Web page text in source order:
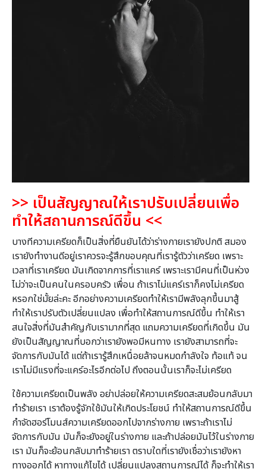
>> เป็นสัญญาณให้เราปรับเปลี่ยนเพื่อ
ทำให้สถานการณ์ดีขึ้น <<
บางทีความเครียดก็เป็นสิ่งที่ยืนยันได้ว่าร่างกายเรายังปกติ สมอง
เรายังทำงานดีอยู่เราควรจะรู้สึกขอบคุณที่เรารู้ตัวว่าเครียด เพราะ
เวลาที่เราเครียด มันเกิดจากการที่เราแคร์ เพราะเรามีคนที่เป็นห่วง
ไม่ว่าจะเป็นคนในครอบครัว เพื่อน ถ้าเราไม่แคร์เราก็คงไม่เครียด
หรอกใช่มั้ยล่ะคะ อีกอย่างความเครียดทำให้เรามีพลังลุกขึ้นมาสู้
ทำให้เราปรับตัวเปลี่ยนแปลง เพื่อทำให้สถานการณ์ดีขึ้น ทำให้เรา
สนใจสิ่งที่มันสำคัญกับเรามากที่สุด แถมความเครียดที่เกิดขึ้น มัน
ยังเป็นสัญญาณที่บอกว่าเรายังพอมีหนทาง เรายังสามารถที่จะ
จัดการกับมันได้ แต่ถ้าเรารู้สึกเหนื่อยล้าจนหมดกำลังใจ ท้อแท้ จน
เราไม่มีแรงที่จะแคร์อะไรอีกต่อไป ถึงตอนนั้นเราก็จะไม่เครียด
ใช้ความเครียดเป็นพลัง อย่าปล่อยให้ความเครียดสะสมย้อนกลับมา
ทำร้ายเรา เราต้องรู้จักใช้มันให้เกิดประโยชน์ ทำให้สถานการณ์ดีขึ้น
กำจัดฮอร์โมนส์ความเครียดออกไปจากร่างกาย เพราะถ้าเราไม่
จัดการกับมัน มันก็จะยังอยู่ในร่างกาย และถ้าปล่อยมันไว้ในร่างกาย
เรา มันก็จะย้อนกลับมาทำร้ายเรา ตราบใดที่เรายังเชื่อว่าเรายังหา
ทางออกได้ หาทางแก้ไขได้ เปลี่ยนแปลงสถานการณ์ได้ ก็จะทำให้เรา